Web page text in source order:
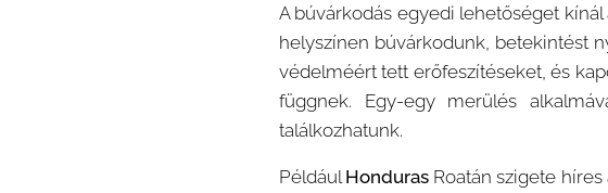
A búvárkodás egyedi lehetőséget
helyszínen búvárkodunk, betekintést
védelméért tett erőfeszítéseket, és
függnek. Egy-egy merülés
találkozhatunk.
Például Honduras Roatán szigete